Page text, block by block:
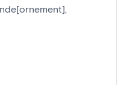
,